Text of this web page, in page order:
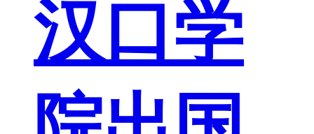
汉口学